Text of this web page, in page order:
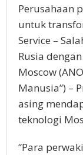
Perusahaan
untuk
Service –
Rusia
Moscow
Manusia”) –
asing
teknologi
“Para